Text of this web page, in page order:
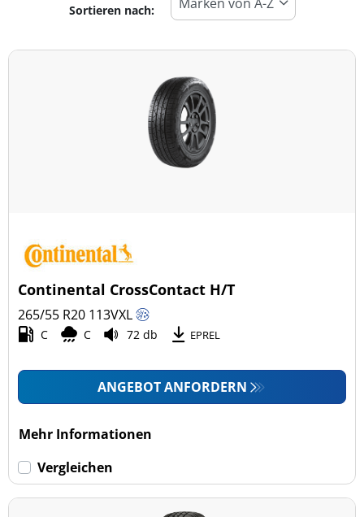
Reifentyp
Alle Arten (4)
Ganzjahresreifen (1)
Pkw (1)
Transporter (0)
Wohnmobil (0)
Keine Run-flat (4)
Sortieren nach:
Continental CrossContact H/T
265/55 R20 113VXL
C C 72 db EPREL
ANGEBOT ANFORDERN
Mehr Informationen
Vergleichen